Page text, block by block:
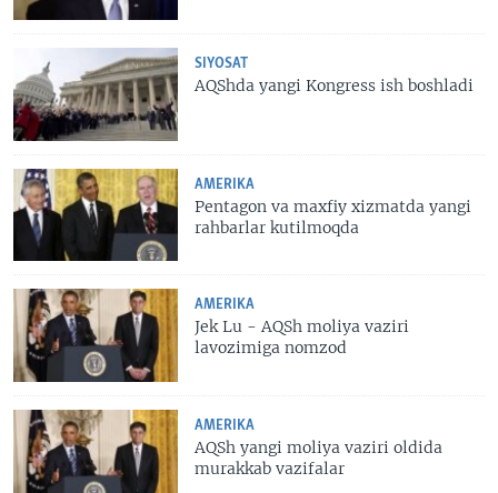
SIYOSAT
AQShda yangi Kongress ish boshladi
AMERIKA
Pentagon va maxfiy xizmatda yangi
rahbarlar kutilmoqda
AMERIKA
Jek Lu - AQSh moliya vaziri
lavozimiga nomzod
AMERIKA
AQSh yangi moliya vaziri oldida
murakkab vazifalar